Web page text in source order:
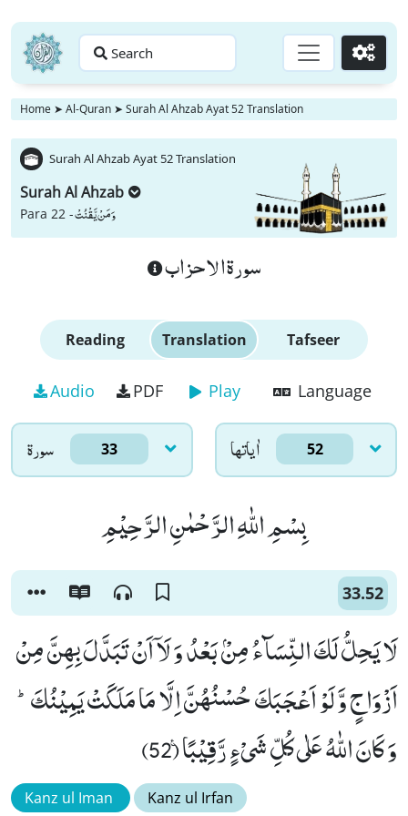
Search Go
Home ➤ Al-Quran ➤ Surah Al Ahzab Ayat 52 Translation
Surah Al Ahzab Ayat 52 Translation
Surah Al Ahzab
Para 22 -وَ مَنْ یَّقْنُتْ
سورة الاحزاب
Reading Translation Tafseer
Audio PDF Play Language
سورۃ 33 اٰياتها 52
بِسْمِ اللّٰهِ الرَّحْمٰنِ الرَّحِیْمِ
33.52
لَا یَحِلُّ لَكَ النِّسَآءُ مِنْۢ بَعْدُ وَ لَاۤ اَنْ تَبَدَّلَ بِهِنَّ مِنْ
اَزْوَاجٍ وَّ لَوْ اَعْجَبَكَ حُسْنُهُنَّ اِلَّا مَا مَلَكَتْ یَمِیْنُكَؕ-
وَ كَانَ اللّٰهُ عَلٰى كُلِّ شَیْءٍ رَّقِیْبًا۠ (52)
Kanz ul Iman Kanz ul Irfan